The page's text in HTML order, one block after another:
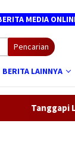
ONLINE ┃
Pencarian
BERITA LAINNYA
Laporan 110,